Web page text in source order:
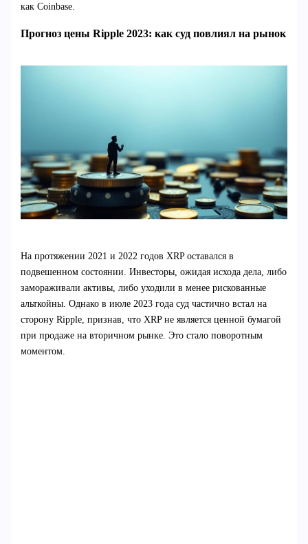
как Coinbase.
Прогноз цены Ripple 2023: как суд повлиял на рынок
На протяжении 2021 и 2022 годов XRP оставался в
подвешенном состоянии. Инвесторы, ожидая исхода дела, либо
замораживали активы, либо уходили в менее рискованные
альткойны. Однако в июле 2023 года суд частично встал на
сторону Ripple, признав, что XRP не является ценной бумагой
при продаже на вторичном рынке. Это стало поворотным
моментом.